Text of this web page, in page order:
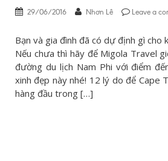
29/06/2016 Nhơn Lê Leave a
Bạn và gia đình đã có dự định gì cho
Nếu chưa thì hãy để Migola Travel
đường du lịch Nam Phi với điểm
xinh đẹp này nhé! 12 lý do để Cape
hàng đầu trong […]